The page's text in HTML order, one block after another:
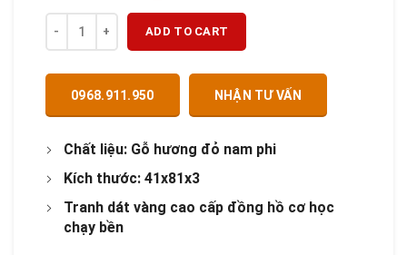
ADD TO CART
0968.911.950 NHẬN TƯ VẤN
Chất liệu: Gỗ hương đỏ nam phi
Kích thước: 41x81x3
Tranh dát vàng cao cấp đồng hồ cơ học
chạy bền